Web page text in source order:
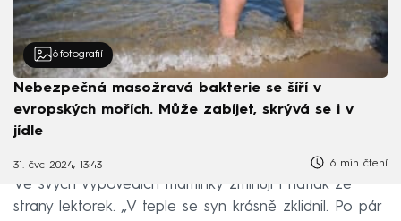
6 fotografií
Nebezpečná masožravá bakterie se šíří v
evropských mořích. Může zabíjet, skrývá se i v
jídle
31. čvc 2024, 13:43 6 min čtení
Ve svých výpovědích maminky zmiňují i nátlak ze
strany lektorek. „V teple se syn krásně zklidnil. Po pár